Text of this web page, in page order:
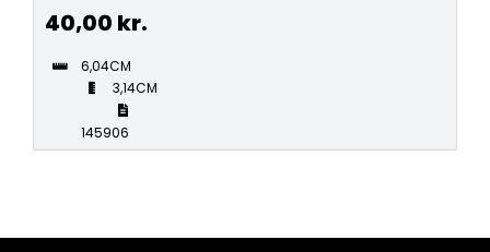
40,00 kr.
6,04CM
3,14CM
145906